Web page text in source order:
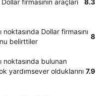
firmasının araçları
8.3
Dollar firmasını
belirttiler
8
noktasında bulunan
yardımsever olduklarını 7.9